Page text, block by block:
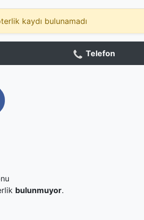
kaydı bulunamadı
Telefon
bulunmuyor.